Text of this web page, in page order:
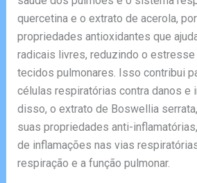
quercetina e o extrato de acerola,
propriedades antioxidantes que
radicais livres, reduzindo o
tecidos pulmonares. Isso contribui
células respiratórias contra danos e
disso, o extrato de Boswellia
suas propriedades anti-
de inflamações nas vias
respiração e a função pulmonar.